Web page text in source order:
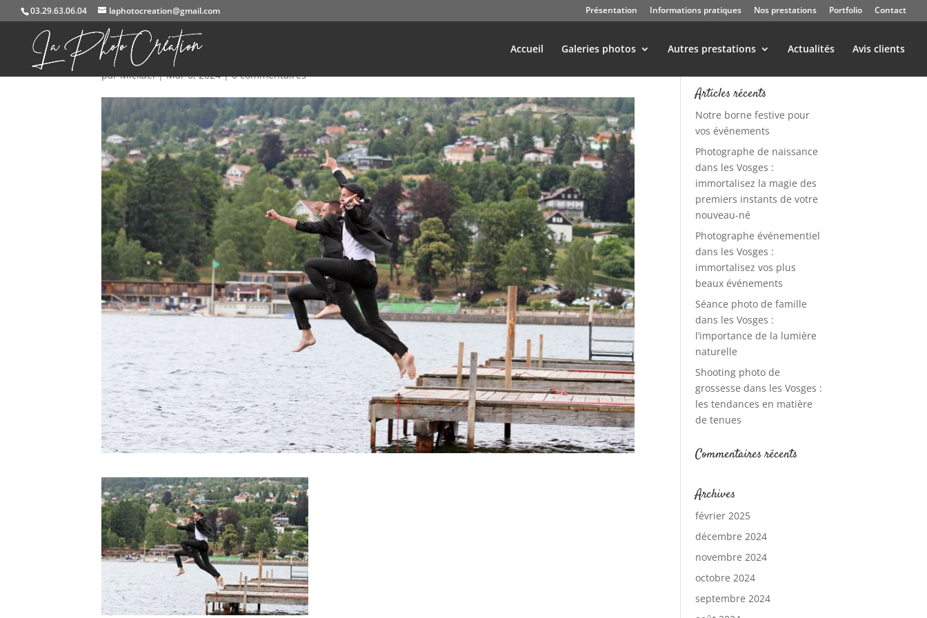
03.29.63.06.04 laphotocreation@gmail.com Présentation Informations pratiques Nos prestations Portfolio Contact
Accueil Galeries photos Autres prestations Actualités Avis clients
IMG_1456
parMickael|Mar 6, 2024|0 commentaires
Articles récents
Notre borne festive pour
vos événements
Photographe de naissance
dans les Vosges :
immortalisez la magie des
premiers instants de votre
nouveau-né
Photographe événementiel
dans les Vosges :
immortalisez vos plus
beaux événements
Séance photo de famille
dans les Vosges :
l’importance de la lumière
naturelle
Shooting photo de
grossesse dans les Vosges :
les tendances en matière
de tenues
Commentaires récents
Archives
février 2025
décembre 2024
novembre 2024
octobre 2024
septembre 2024